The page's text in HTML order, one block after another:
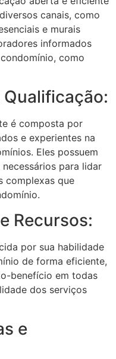
canais, como
e murais
informados
como
é composta por
e experientes na
Eles possuem
para lidar
complexas que
Recursos:
por sua habilidade
de forma eficiente,
benefício em todas
dos serviços
e